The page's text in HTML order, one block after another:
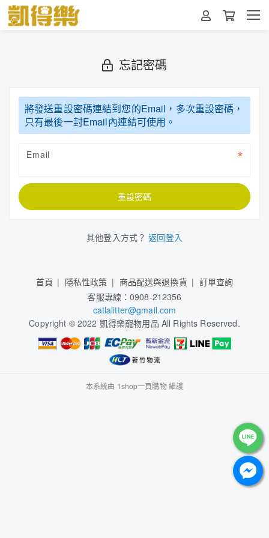
忘記密碼
將發送重設密碼連結到您的Email，多次重設密碼，
只有最後一封Email內連結可使用。
Email
重設密碼
其他登入方式？ 返回登入
首頁 隱私性政策 商品配送與退換貨
訂單查詢
客服專線：0908-212356
catlalitter@gmail.com
Copyright © 2022 凱得樂寵物用品 All Rights Reserved.
本系統由 1shop一頁購物維護